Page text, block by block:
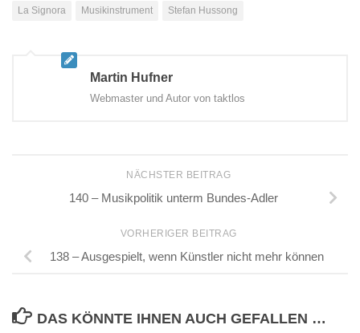
La Signora
Musikinstrument Stefan Hussong
Martin Hufner
Webmaster und Autor von taktlos
NÄCHSTER BEITRAG
140 – Musikpolitik unterm Bundes-Adler
VORHERIGER BEITRAG
138 – Ausgespielt, wenn Künstler nicht mehr können
DAS KÖNNTE IHNEN AUCH GEFALLEN …